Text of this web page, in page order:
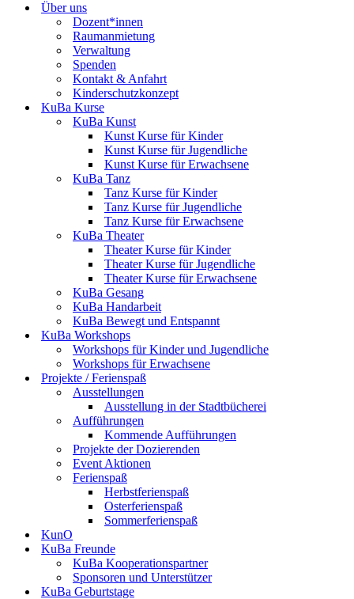
Über uns
Dozent*innen
Raumanmietung
Verwaltung
Spenden
Kontakt & Anfahrt
Kinderschutzkonzept
KuBa Kurse
KuBa Kunst
Kunst Kurse für Kinder
Kunst Kurse für Jugendliche
Kunst Kurse für Erwachsene
KuBa Tanz
Tanz Kurse für Kinder
Tanz Kurse für Jugendliche
Tanz Kurse für Erwachsene
KuBa Theater
Theater Kurse für Kinder
Theater Kurse für Jugendliche
Theater Kurse für Erwachsene
KuBa Gesang
KuBa Handarbeit
KuBa Bewegt und Entspannt
KuBa Workshops
Workshops für Kinder und Jugendliche
Workshops für Erwachsene
Projekte / Ferienspaß
Ausstellungen
Ausstellung in der Stadtbücherei
Aufführungen
Kommende Aufführungen
Projekte der Dozierenden
Event Aktionen
Ferienspaß
Herbstferienspaß
Osterferienspaß
Sommerferienspaß
KunO
KuBa Freunde
KuBa Kooperationspartner
Sponsoren und Unterstützer
KuBa Geburtstage